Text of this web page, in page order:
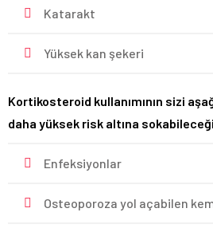
Katarakt
Yüksek kan şekeri
Kortikosteroid kullanımının sizi
daha yüksek risk altına
Enfeksiyonlar
Osteoporoza yol açabilen